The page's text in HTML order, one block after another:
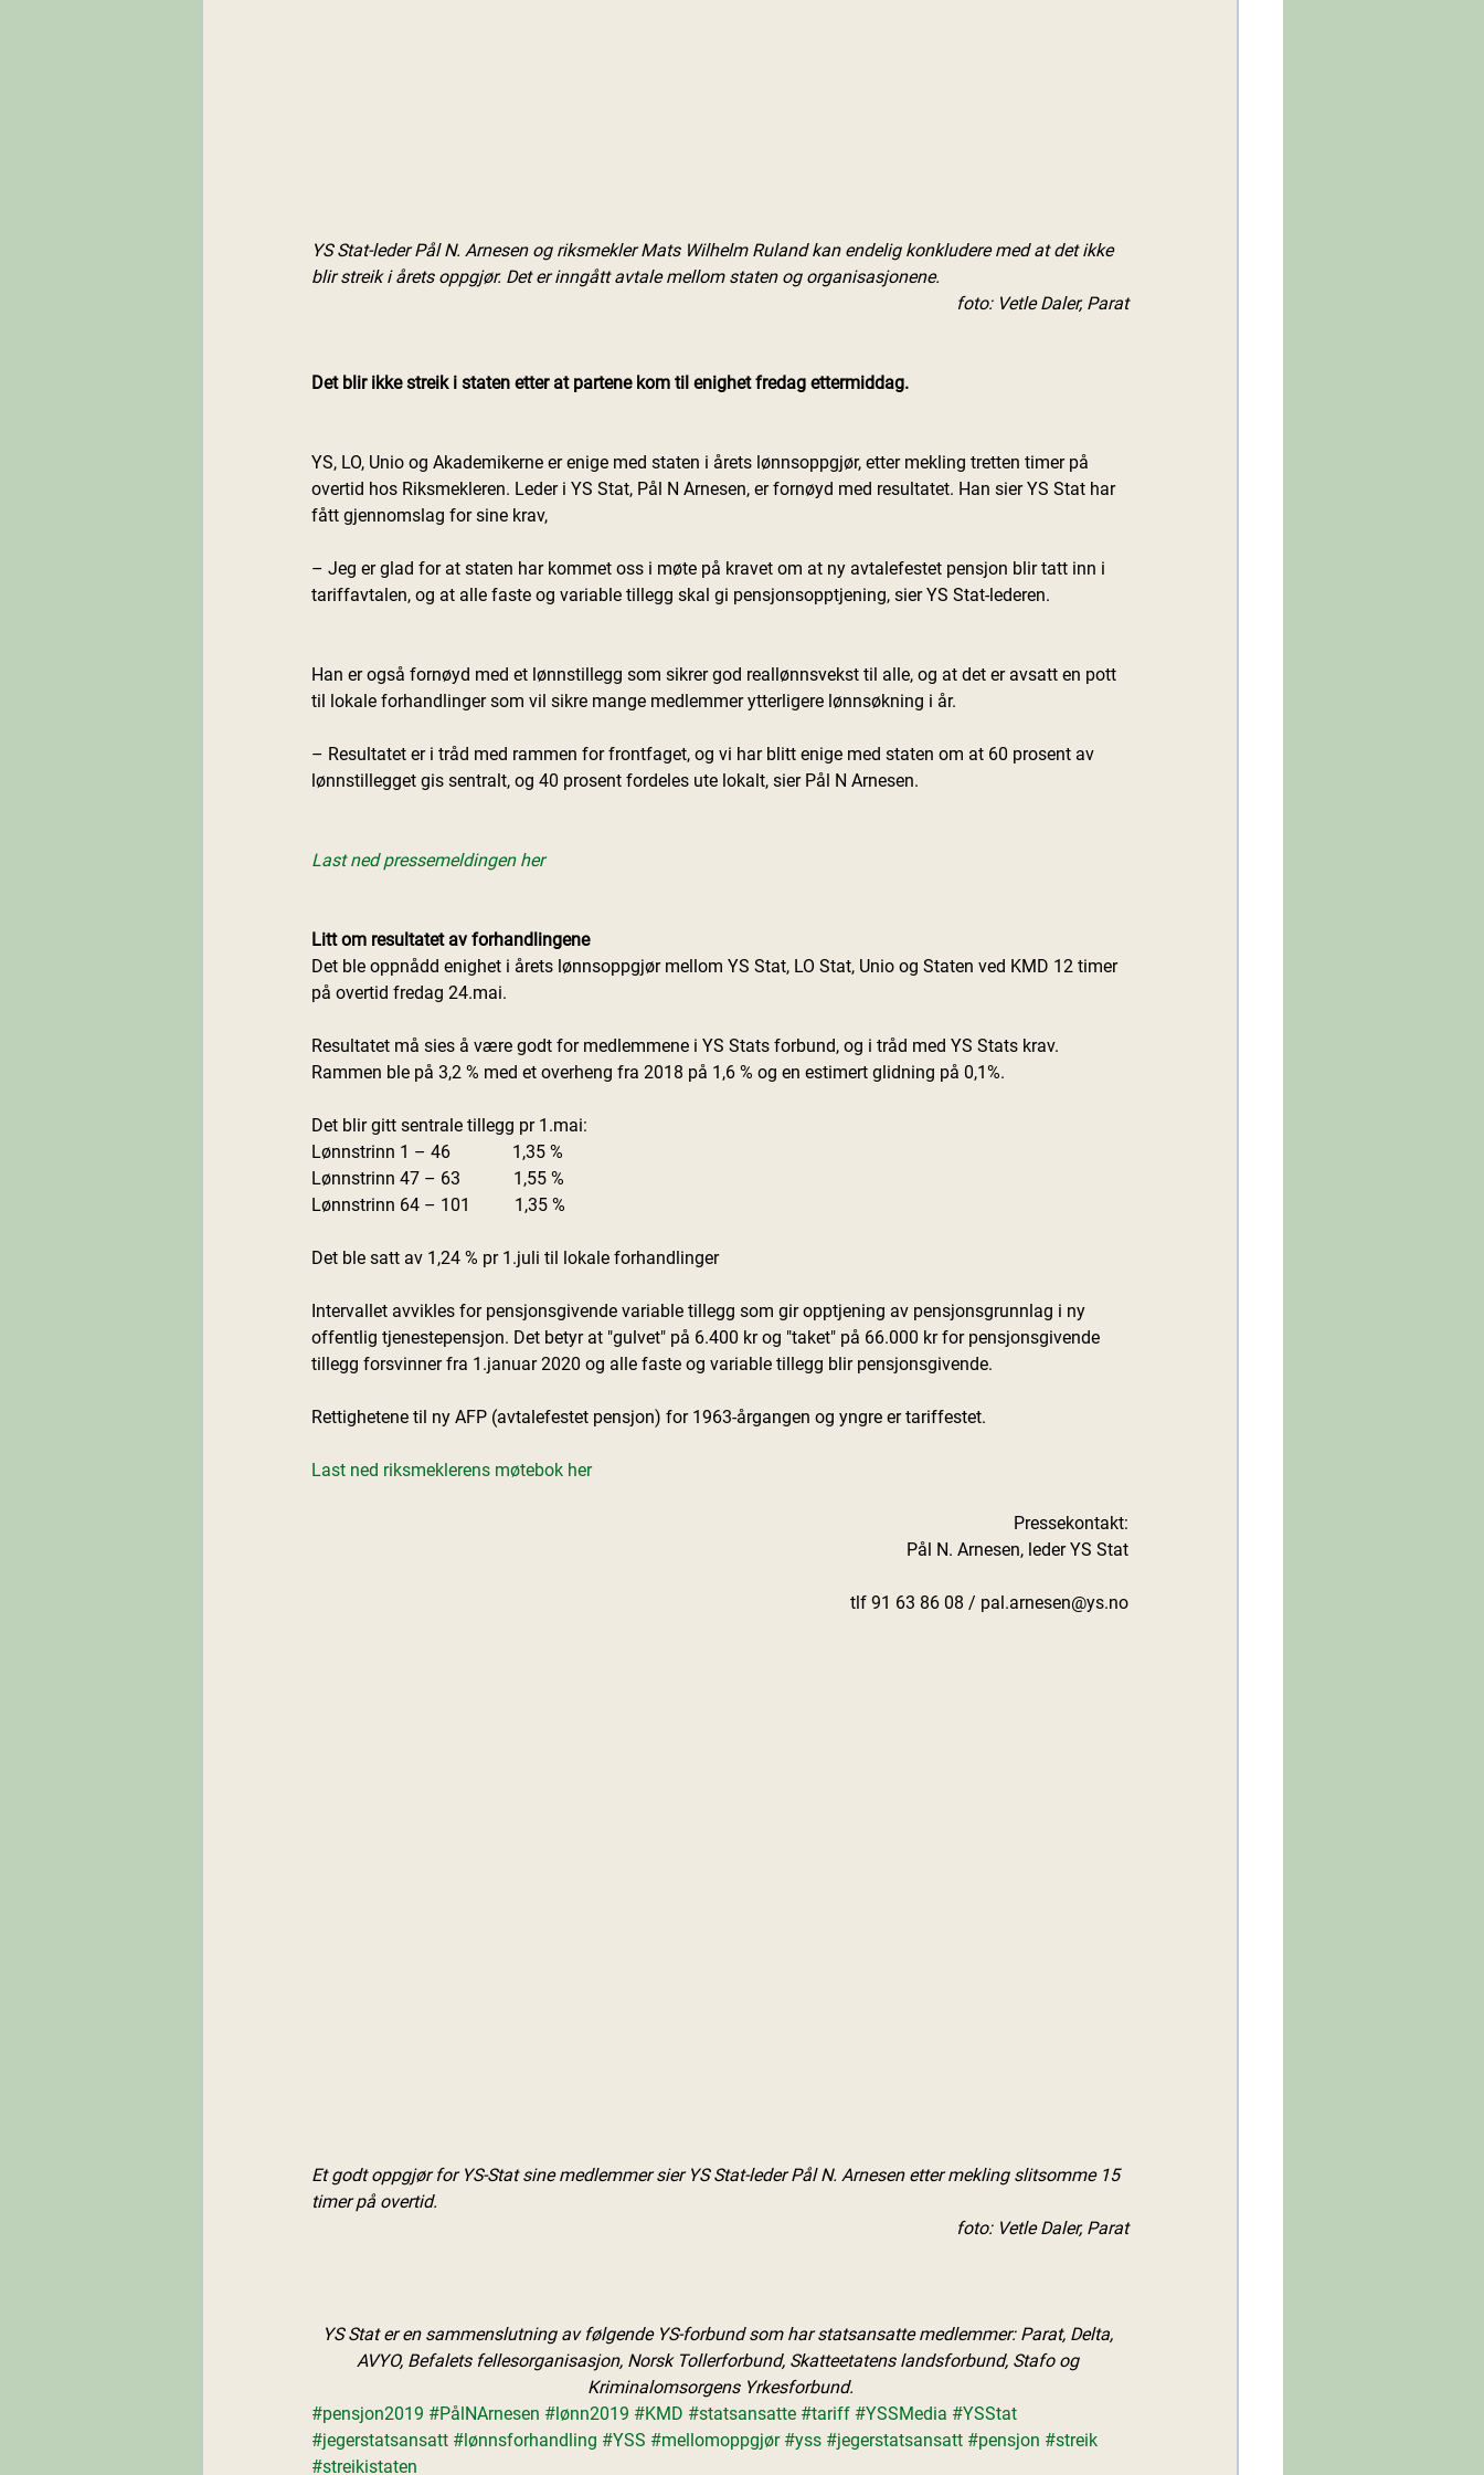
YS Stat-leder Pål N. Arnesen og riksmekler Mats Wilhelm Ruland kan endelig konkludere med at det ikke
blir streik i årets oppgjør. Det er inngått avtale mellom staten og organisasjonene.
foto: Vetle Daler, Parat
Det blir ikke streik i staten etter at partene kom til enighet fredag ettermiddag.
YS, LO, Unio og Akademikerne er enige med staten i årets lønnsoppgjør, etter mekling tretten timer på
overtid hos Riksmekleren. Leder i YS Stat, Pål N Arnesen, er fornøyd med resultatet. Han sier YS Stat har
fått gjennomslag for sine krav,
– Jeg er glad for at staten har kommet oss i møte på kravet om at ny avtalefestet pensjon blir tatt inn i
tariffavtalen, og at alle faste og variable tillegg skal gi pensjonsopptjening, sier YS Stat-lederen.
Han er også fornøyd med et lønnstillegg som sikrer god reallønnsvekst til alle, og at det er avsatt en pott
til lokale forhandlinger som vil sikre mange medlemmer ytterligere lønnsøkning i år.
– Resultatet er i tråd med rammen for frontfaget, og vi har blitt enige med staten om at 60 prosent av
lønnstillegget gis sentralt, og 40 prosent fordeles ute lokalt, sier Pål N Arnesen.
Last ned pressemeldingen her
Litt om resultatet av forhandlingene
Det ble oppnådd enighet i årets lønnsoppgjør mellom YS Stat, LO Stat, Unio og Staten ved KMD 12 timer
på overtid fredag 24.mai.
Resultatet må sies å være godt for medlemmene i YS Stats forbund, og i tråd med YS Stats krav.
Rammen ble på 3,2 % med et overheng fra 2018 på 1,6 % og en estimert glidning på 0,1%.
Det blir gitt sentrale tillegg pr 1.mai:
Lønnstrinn 1 – 46              1,35 %
Lønnstrinn 47 – 63            1,55 %
Lønnstrinn 64 – 101          1,35 %
Det ble satt av 1,24 % pr 1.juli til lokale forhandlinger
Intervallet avvikles for pensjonsgivende variable tillegg som gir opptjening av pensjonsgrunnlag i ny
offentlig tjenestepensjon. Det betyr at "gulvet" på 6.400 kr og "taket" på 66.000 kr for pensjonsgivende
tillegg forsvinner fra 1.januar 2020 og alle faste og variable tillegg blir pensjonsgivende.
Rettighetene til ny AFP (avtalefestet pensjon) for 1963-årgangen og yngre er tariffestet.
Last ned riksmeklerens møtebok her
Pressekontakt:
Pål N. Arnesen, leder YS Stat
tlf 91 63 86 08 / pal.arnesen@ys.no
Et godt oppgjør for YS-Stat sine medlemmer sier YS Stat-leder Pål N. Arnesen etter mekling slitsomme 15
timer på overtid.
foto: Vetle Daler, Parat
YS Stat er en sammenslutning av følgende YS-forbund som har statsansatte medlemmer: Parat, Delta,
AVYO, Befalets fellesorganisasjon, Norsk Tollerforbund, Skatteetatens landsforbund, Stafo og
Kriminalomsorgens Yrkesforbund.
#pensjon2019 #PålNArnesen #lønn2019 #KMD #statsansatte #tariff #YSSMedia #YSStat
#jegerstatsansatt #lønnsforhandling #YSS #mellomoppgjør #yss #jegerstatsansatt #pensjon #streik
#streikistaten